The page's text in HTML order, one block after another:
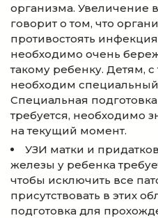
организма. Увеличение
говорит о том, что
противостоять
необходимо очень
такому ребенку. Детям, с
необходим
Специальная
требуется, необходимо
на текущий момент.
УЗИ матки и
железы у ребенка
чтобы исключить все
присутствовать в этих
подготовка для